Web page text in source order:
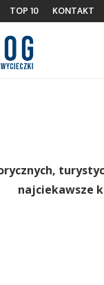
TOP 10 KONTAKT
najciekawsze